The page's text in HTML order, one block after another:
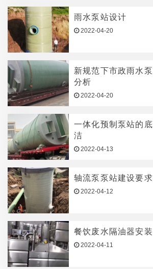
雨水泵站设计
2022-04-20
新规范下市政雨水
分析
2022-04-20
一体化预制泵站的
洁
2022-04-13
轴流泵泵站建设要求
2022-04-12
餐饮废水隔油器安
2022-04-11